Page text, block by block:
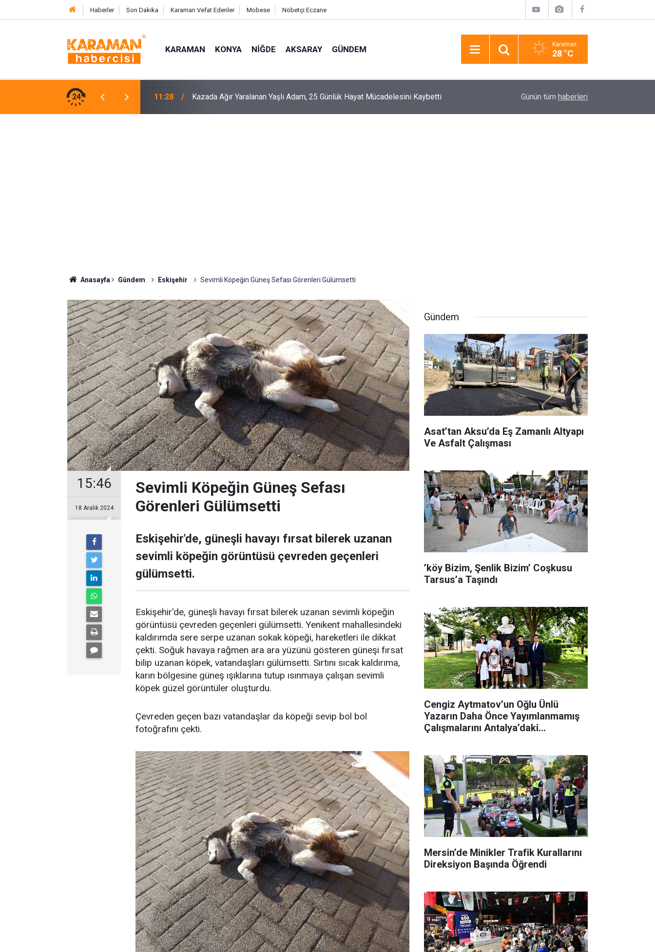
Haberler Son Dakika Karaman Vefat Edenler Mobese Nöbetçi Eczane
KARAMAN KONYA NIĞDE AKSARAY GÜNDEM Karaman
28 °C
24
25 Günlük Hayat Mücadelesini Kaybetti 11:27 Asat’tan Aksu’da Eş Zamanlı Altyapı Ve Asfalt Çalışması Ömer Halisdemir Üniversitesinde Meyve
Günün tüm haberleri
Anasayfa Gündem Eskişehir Sevimli Köpeğin Güneş Sefası Görenleri Gülümsetti
15:46
18 Aralık 2024
Sevimli Köpeğin Güneş Sefası
Görenleri Gülümsetti
Eskişehir'de, güneşli havayı fırsat bilerek uzanan
sevimli köpeğin görüntüsü çevreden geçenleri
gülümsetti.
Eskişehir'de, güneşli havayı fırsat bilerek uzanan sevimli köpeğin
görüntüsü çevreden geçenleri gülümsetti. Yenikent mahallesindeki
kaldırımda sere serpe uzanan sokak köpeği, hareketleri ile dikkat
çekti. Soğuk havaya rağmen ara ara yüzünü gösteren güneşi fırsat
bilip uzanan köpek, vatandaşları gülümsetti. Sırtını sıcak kaldırıma,
karın bölgesine güneş ışıklarına tutup ısınmaya çalışan sevimli
köpek güzel görüntüler oluşturdu.
Çevreden geçen bazı vatandaşlar da köpeği sevip bol bol
fotoğrafını çekti.
Gündem
Asat’tan Aksu’da Eş Zamanlı Altyapı
Ve Asfalt Çalışması
’köy Bizim, Şenlik Bizim’ Coşkusu
Tarsus’a Taşındı
Cengiz Aytmatov’un Oğlu Ünlü
Yazarın Daha Önce Yayımlanmamış
Çalışmalarını Antalya’daki
Mersin’de Minikler Trafik Kurallarını
Direksiyon Başında Öğrendi